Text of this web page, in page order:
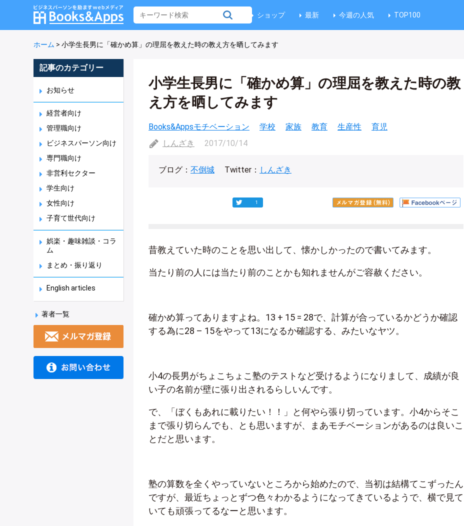
ショップ 最新 今週の人気 TOP100
ホーム > 小学生長男に「確かめ算」の理屈を教えた時の教え方を晒してみます
記事のカテゴリー
お知らせ
経営者向け
管理職向け
ビジネスパーソン向け
専門職向け
非営利セクター
学生向け
女性向け
子育て世代向け
娯楽・趣味雑談・コラ
ム
まとめ・振り返り
English articles
著者一覧
小学生長男に「確かめ算」の理屈を教えた時の教
え方を晒してみます
Books&Appsモチベーション 学校 家族 教育 生産性
育児
しんざき
2017/10/14
ブログ： 不倒城 Twitter： しんざき
1
昔教えていた時のことを思い出して、懐かしかったので書いてみます。
当たり前の人には当たり前のことかも知れませんがご容赦ください。
確かめ算ってありますよね。 13 + 15 = 28で、計算が合っているかどうか確認
する為に28 – 15をやって13になるか確認する、みたいなヤツ。
小4の長男がちょこちょこ塾のテストなど受けるようになりまして、成績が良
い子の名前が壁に張り出されるらしいんです。
で、「ぼくもあれに載りたい！！」と何やら張り切っています。小4からそこ
まで張り切らんでも、とも思いますが、まあモチベーションがあるのは良いこ
とだと思います。
塾の算数を全くやっていないところから始めたので、当初は結構てこずったん
ですが、最近ちょっとずつ色々わかるようになってきているようで、横で見て
いても頑張ってるなーと思います。